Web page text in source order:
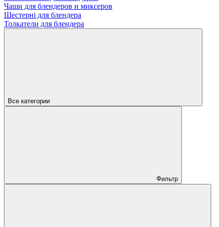
Чаши для блендеров и миксеров
Шестерні для блендера
Толкатели для блендера
Все категории
Фильтр